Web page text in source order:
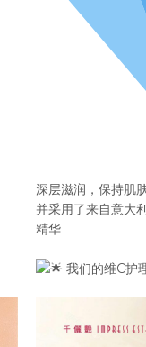
深层滋润，保持肌
并采用了来自意大
精华
我们的维C护